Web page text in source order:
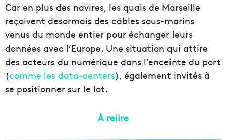
Car en plus des navires, les quais de Marseille
reçoivent désormais des câbles sous-marins
venus du monde entier pour échanger leurs
données avec l’Europe. Une situation qui attire
des acteurs du numérique dans l’enceinte du port
(comme les data-centers), également invités à
se positionner sur le lot.
À relire